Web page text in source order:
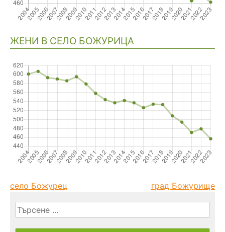
ЖЕНИ В СЕЛО БОЖУРИЦА
село Божурец град Божурище
Търсене
за: